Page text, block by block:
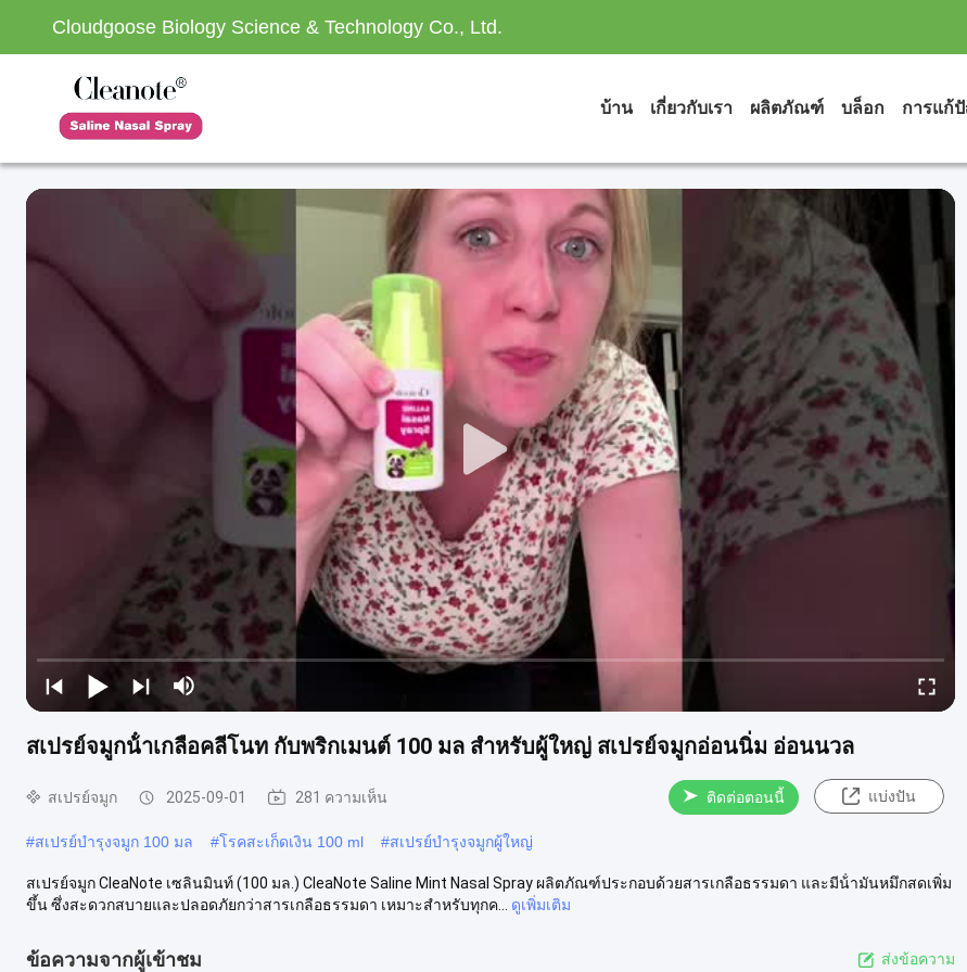
Cloudgoose Biology Science & Technology Co., Ltd.
บ้าน เกี่ยวกับเรา ผลิตภัณฑ์ บล็อก การแก้
สเปรย์จมูกน้ําเกลือคลีโนท กับพริกเมนต์ 100 มล สําหรับผู้ใหญ่ สเปรย์จมูกอ่อนนิ่ม อ่อนนวล
สเปรย์จมูก 2025-09-01 281 ความเห็น ติดต่อตอนนี้ แบ่งปัน
#สเปรย์บํารุงจมูก 100 มล #โรคสะเก็ดเงิน 100 ml #สเปรย์บํารุงจมูกผู้ใหญ่
สเปรย์จมูก CleaNote เซลินมินท์ (100 มล.) CleaNote Saline Mint Nasal Spray ผลิตภัณฑ์ประกอบด้วยสารเกลือธรรมดา และมีน้ํามันหมึกสดเพิ่ม
ขึ้น ซึ่งสะดวกสบายและปลอดภัยกว่าสารเกลือธรรมดา เหมาะสําหรับทุกค...
ดูเพิ่มเติม
ข้อความจากผู้เข้าชม ส่งข้อความ